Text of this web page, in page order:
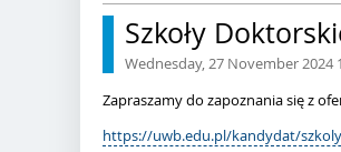
Szkoły
Wednesday, 27 November 2024
Zapraszamy do zapoznania się z
https://uwb.edu.pl/kandydat/